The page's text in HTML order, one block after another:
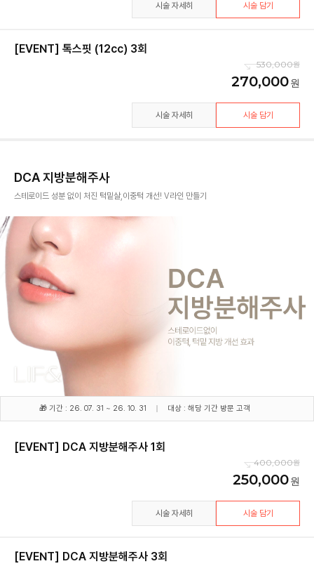
시술 자세히 시술 담기
[EVENT] 톡스핏 (12cc) 3회
530,000
270,000
시술 자세히 시술 담기
DCA 지방분해주사
스테로이드 성분 없이 처진 턱밑살,이중턱 개선! V라인 만들기
🎁 기간 : 26. 07. 31 ~ 26. 10. 31 대상 : 해당 기간 방문 고객
[EVENT] DCA 지방분해주사 1회
400,000
250,000
시술 자세히 시술 담기
[EVENT] DCA 지방분해주사 3회